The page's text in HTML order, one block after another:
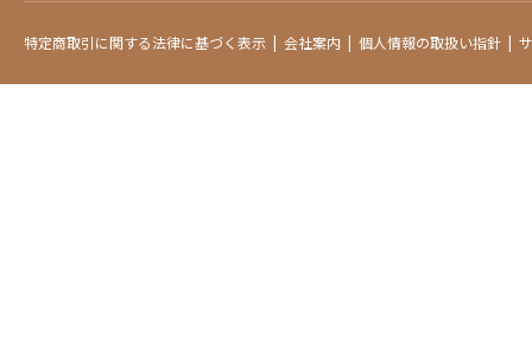
特定商取引に関する法律に基づく表示 会社案内 個人情報の取扱い指針